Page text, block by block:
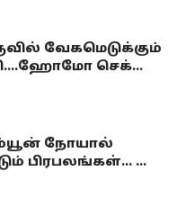
வேகமெடுக்கும்
செக்...
நோயால்
பிரபலங்கள்... ...